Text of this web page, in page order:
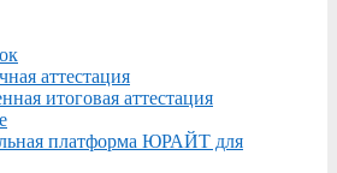
аттестация
итоговая аттестация
платформа ЮРАЙТ для